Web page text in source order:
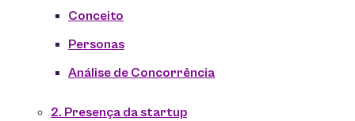
Conceito
Personas
Análise de Concorrência
2. Presença da startup